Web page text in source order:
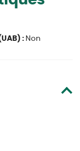
: Non